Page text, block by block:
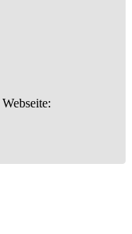
Webseite: